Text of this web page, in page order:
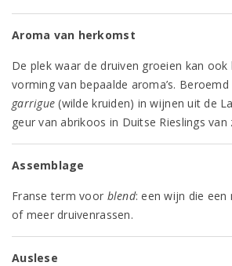
Aroma van herkomst
De plek waar de druiven groeien kan ook
vorming van bepaalde aroma’s.
garrigue (wilde kruiden) in wijnen uit de
geur van abrikoos in Duitse Rieslings van
Assemblage
Franse term voor blend: een wijn die een
of meer druivenrassen.
Auslese